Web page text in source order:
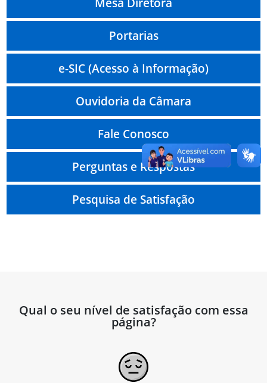
Portarias
e-SIC (Acesso à Informação)
Ouvidoria da Câmara
Fale Conosco
Perguntas e Respostas
Pesquisa de Satisfação
Qual o seu nível de satisfação com essa
página?